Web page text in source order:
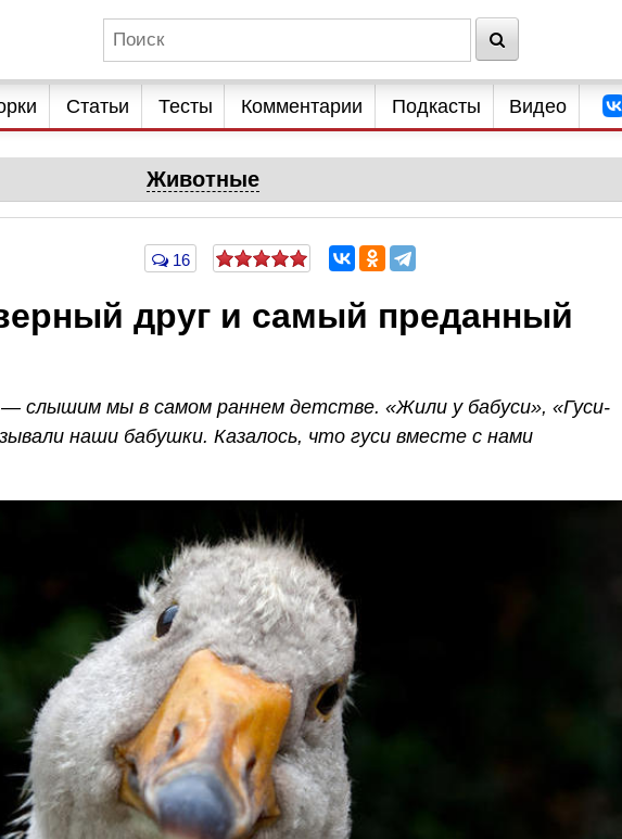
Статьи Тесты Комментарии Подкасты Видео
Животные
16
друг и самый преданный
— слышим мы в самом раннем детстве. «Жили у бабуси», «Гуси-
наши бабушки. Казалось, что гуси вместе с нами